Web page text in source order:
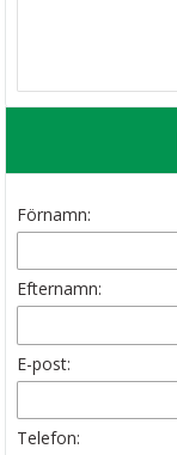
Förnamn:
Efternamn:
E-post:
Telefon: